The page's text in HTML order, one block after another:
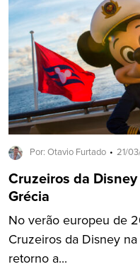
Por: Otavio Furtado 21/
Cruzeiros da
Grécia
No verão europeu de
Cruzeiros da Disney
retorno a...